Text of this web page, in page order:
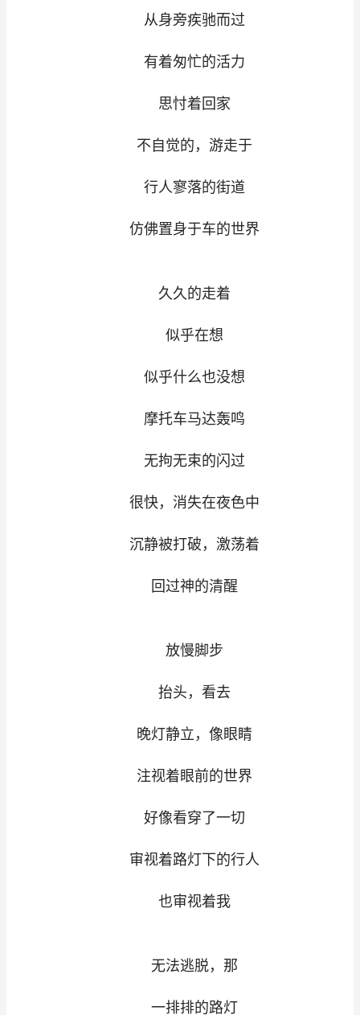
从身旁疾驰而过
有着匆忙的活力
思忖着回家
不自觉的，游走于
行人寥落的街道
仿佛置身于车的世界
久久的走着
似乎在想
似乎什么也没想
摩托车马达轰鸣
无拘无束的闪过
很快，消失在夜色中
沉静被打破，激荡着
回过神的清醒
放慢脚步
抬头，看去
晚灯静立，像眼睛
注视着眼前的世界
好像看穿了一切
审视着路灯下的行人
也审视着我
无法逃脱，那
一排排的路灯